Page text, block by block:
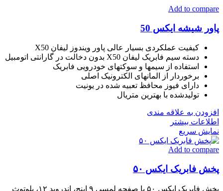
Add to compare
پاور شیشه ایکس 50
کیفیت عملکردی بسیار عالی پاور ویندوز لیفان X50
دسته سیم فابریک لیفان X50 بدون دخالت در گارانتی اتومبیل
استفاده از سیمها و سوکتهای خودرویی فابریک
برخوردار از المانهای الکترونیک اصلی
دارای فیوز محافظ تعبیه شده در یونیت
تولیدشده با بهترین متریال
افزودن به علاقه مندی
اطلاعات بیشتر
نمایش سریع
Add to compare
پخش فابریک ایکس ۵۰
پخش فابریک ایکس ۵۰ با صفحه لمسی ۹ اینچ، اندروید ۱۲، بلوتوث